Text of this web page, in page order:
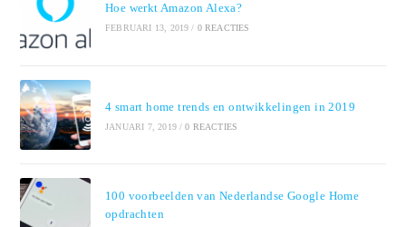
Hoe werkt Amazon Alexa?
FEBRUARI 13, 2019 / 0 REACTIES
4 smart home trends en ontwikkelingen in 2019
JANUARI 7, 2019 / 0 REACTIES
100 voorbeelden van Nederlandse Google Home
opdrachten